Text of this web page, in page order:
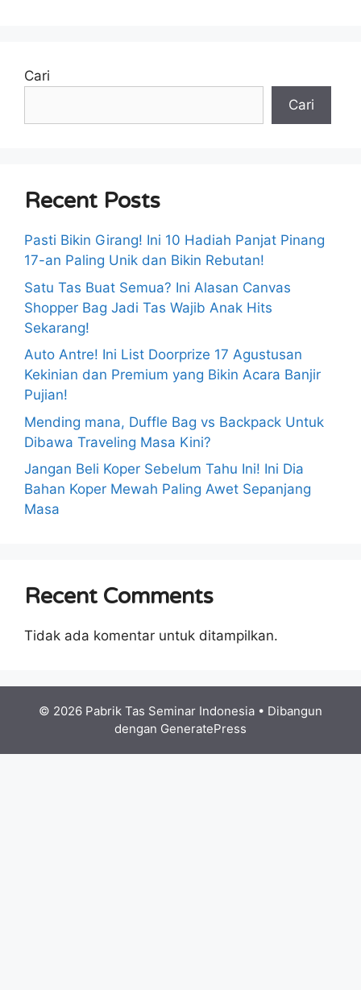
Cari
Cari
Recent Posts
Pasti Bikin Girang! Ini 10 Hadiah Panjat Pinang
17-an Paling Unik dan Bikin Rebutan!
Satu Tas Buat Semua? Ini Alasan Canvas
Shopper Bag Jadi Tas Wajib Anak Hits
Sekarang!
Auto Antre! Ini List Doorprize 17 Agustusan
Kekinian dan Premium yang Bikin Acara Banjir
Pujian!
Mending mana, Duffle Bag vs Backpack Untuk
Dibawa Traveling Masa Kini?
Jangan Beli Koper Sebelum Tahu Ini! Ini Dia
Bahan Koper Mewah Paling Awet Sepanjang
Masa
Recent Comments
Tidak ada komentar untuk ditampilkan.
© 2026 Pabrik Tas Seminar Indonesia • Dibangun
dengan GeneratePress